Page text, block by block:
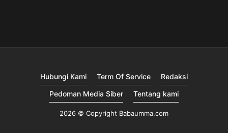
Hubungi Kami Term Of Service
Redaksi
Pedoman Media Siber
Tentang kami
2026 © Copyright Babaumma.com